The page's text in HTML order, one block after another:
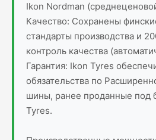
Ikon Nordman
Качество: Сохранены
стандарты производства и
контроль качества
Гарантия: Ikon Tyres
обязательства по
шины, ранее проданные под
Tyres.